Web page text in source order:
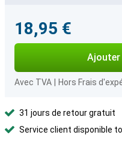
18,95 €
Ajouter
Avec TVA Hors Frais
31 jours de retour gratuit
Service client disponible